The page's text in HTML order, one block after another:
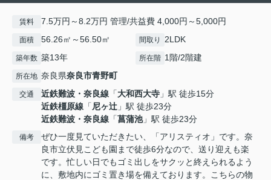
賃料 7.5万円～8.2万円 管理/共益費 4,000円～5,000円
面積 56.26㎡～56.50㎡ 間取り 2LDK
築年数 築13年 所在階 1階/2階建
所在地 奈良県奈良市青野町
交通 近鉄難波・奈良線 「大和西大寺 」駅 徒歩15分
近鉄橿原線 「尼ヶ辻 」駅 徒歩23分
近鉄難波・奈良線 「菖蒲池」駅 徒歩23分
備考
ぜひ一度見ていただきたい、「アリスティオ」です。奈
良市立伏見こども園まで徒歩6分なので、送り迎えも楽
です。忙しい日でもゴミ出しをサクッと終えられるよう
に、敷地内にゴミ置き場を備えております。こちらの物